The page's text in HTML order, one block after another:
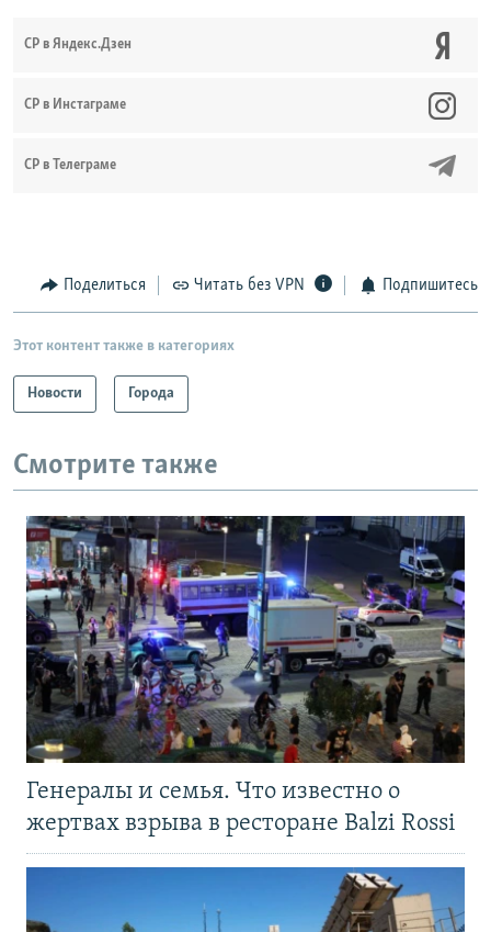
СР в Яндекс.Дзен
CР в Инстаграме
СР в Телеграме
Поделиться Читать без VPN Подпишитесь
Этот контент также в категориях
Новости Города
Смотрите также
Генералы и семья. Что известно о
жертвах взрыва в ресторане Balzi Rossi